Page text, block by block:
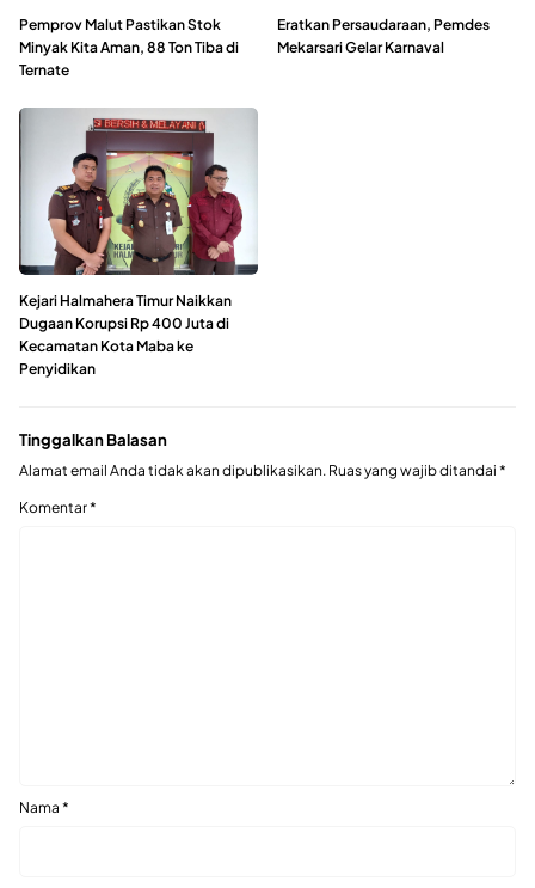
Pemprov Malut Pastikan Stok
Minyak Kita Aman, 88 Ton Tiba di
Ternate
Eratkan Persaudaraan, Pemdes
Mekarsari Gelar Karnaval
Kejari Halmahera Timur Naikkan
Dugaan Korupsi Rp 400 Juta di
Kecamatan Kota Maba ke
Penyidikan
Tinggalkan Balasan
Alamat email Anda tidak akan dipublikasikan. Ruas yang wajib ditandai *
Komentar*
Nama *